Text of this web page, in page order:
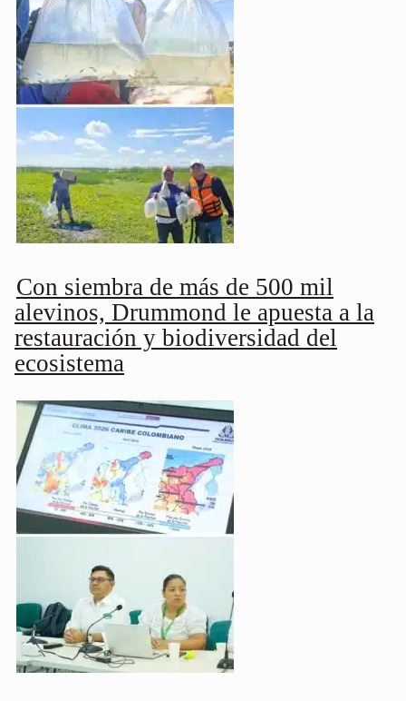
Con siembra de más de 500 mil
alevinos, Drummond le apuesta a la
restauración y biodiversidad del
ecosistema